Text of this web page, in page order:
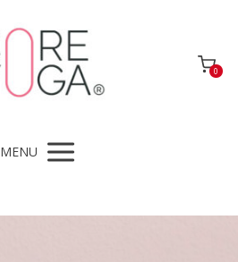
0
MENU